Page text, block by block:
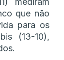
que não
para os
(13-10),